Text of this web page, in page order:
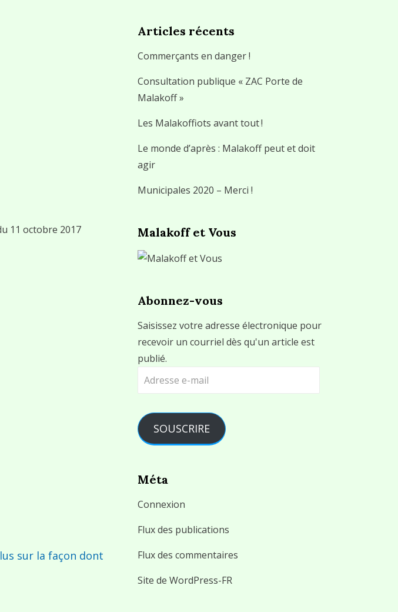
11 octobre 2017
sur la façon dont
Articles récents
Commerçants en danger !
Consultation publique « ZAC Porte de
Malakoff »
Les Malakoffiots avant tout !
Le monde d’après : Malakoff peut et doit
agir
Municipales 2020 – Merci !
Malakoff et Vous
Abonnez-vous
Saisissez votre adresse électronique pour
recevoir un courriel dès qu'un article est
publié.
Adresse
SOUSCRIRE
Méta
Connexion
Flux des publications
Flux des commentaires
Site de WordPress-FR